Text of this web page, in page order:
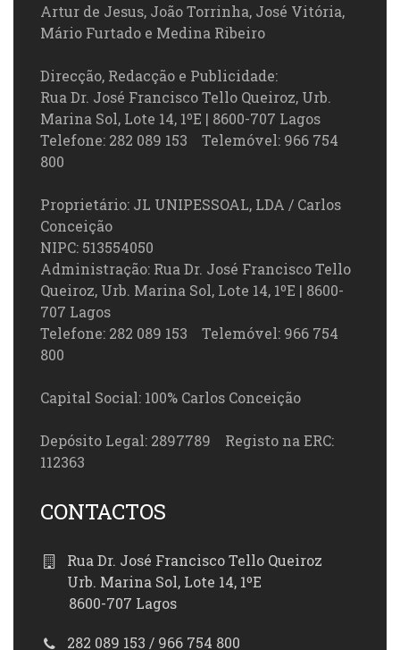
Artur de Jesus, João Torrinha, José Vitória,
Mário Furtado e Medina Ribeiro
Direcção, Redacção e Publicidade:
Rua Dr. José Francisco Tello Queiroz, Urb.
Marina Sol, Lote 14, 1ºE | 8600-707 Lagos
Telefone: 282 089 153 Telemóvel: 966 754
800
Proprietário: JL UNIPESSOAL, LDA / Carlos
Conceição
NIPC: 513554050
Administração: Rua Dr. José Francisco Tello
Queiroz, Urb. Marina Sol, Lote 14, 1ºE | 8600-
707 Lagos
Telefone: 282 089 153 Telemóvel: 966 754
800
Capital Social: 100% Carlos Conceição
Depósito Legal: 2897789 Registo na ERC:
112363
CONTACTOS
Rua Dr. José Francisco Tello Queiroz
Urb. Marina Sol, Lote 14, 1ºE
8600-707 Lagos
282 089 153 / 966 754 800